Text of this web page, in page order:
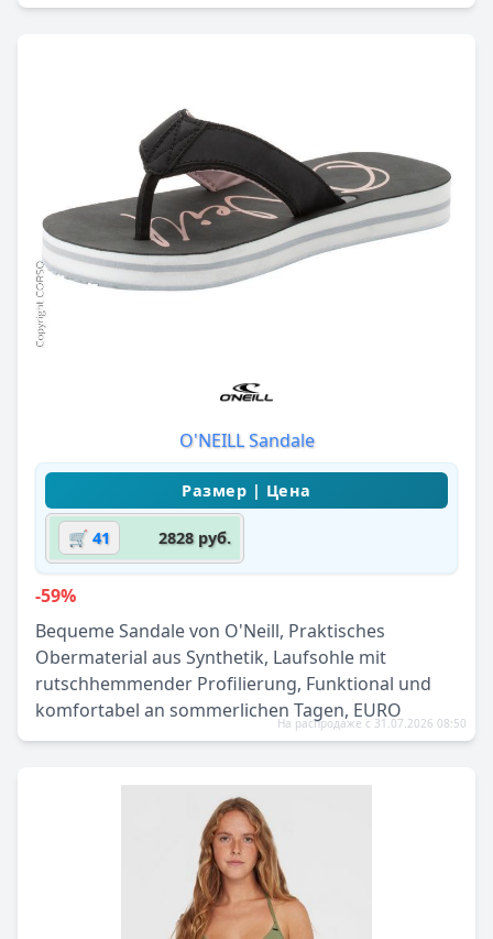
O'NEILL Sandale
🛒 41 2828 руб.
-59%
Bequeme Sandale von O'Neill, Praktisches
Obermaterial aus Synthetik, Laufsohle mit
rutschhemmender Profilierung, Funktional und
komfortabel an sommerlichen Tagen, EURO
На распродаже с 31.07.2026 08:50